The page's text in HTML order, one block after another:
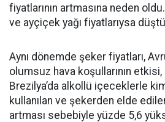
fiyatlarının artmasına neden
ve ayçiçek yağı fiyatlarıysa
Aynı dönemde şeker fiyatları,
olumsuz hava koşullarının etkisi,
Brezilya’da alkollü içeceklerle
kullanılan ve şekerden elde
artması sebebiyle yüzde 5,6